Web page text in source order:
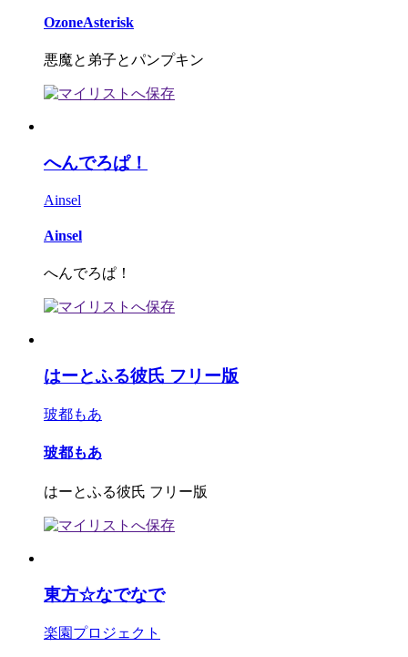
OzoneAsterisk
悪魔と弟子とパンプキン
へんでろぱ！
Ainsel
Ainsel
へんでろぱ！
はーとふる彼氏 フリー版
玻都もあ
玻都もあ
はーとふる彼氏 フリー版
東方☆なでなで
楽園プロジェクト